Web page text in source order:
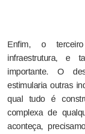
Enfim, o
infraestrutura, e
importante. O
estimularia outras
qual tudo é
complexa de
aconteça,